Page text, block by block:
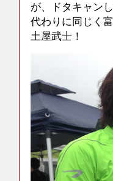
が、ドタキャン
代わりに同じく
土屋武士！